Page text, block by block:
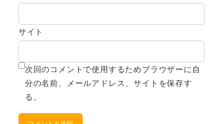
サイト
次回のコメントで使用するためブラウザーに自
分の名前、メールアドレス、サイトを保存す
る。